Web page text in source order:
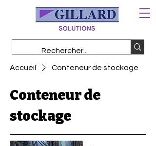
Accueil Conteneur de stockage
Conteneur de
stockage